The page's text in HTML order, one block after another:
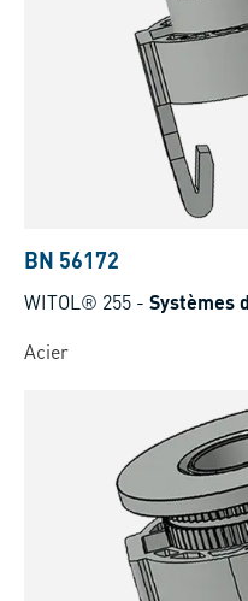
BN 56172
WITOL® 255 - Systèmes
Acier